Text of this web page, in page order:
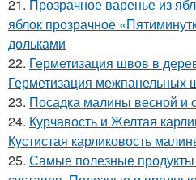
21. Прозрачное варенье из
яблок прозрачное
дольками
22. Герметизация швов в
Герметизация
23. Посадка малины весной
24. Курчавость и Желтая
Кустистая карликовость
25. Самые полезные продукты